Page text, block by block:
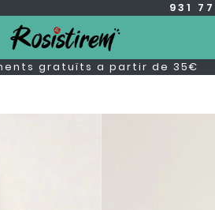
931
gratuïts a partir de 35€